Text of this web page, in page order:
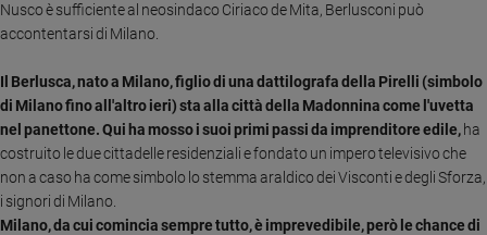
del
giorno
Santo
del
giorno
Società
Nusco è sufficiente al neosindaco Ciriaco de Mita, Berlusconi può
accontentarsi di Milano.
Il Berlusca, nato a Milano, figlio di una dattilografa della Pirelli (simbolo
di Milano fino all'altro ieri) sta alla città della Madonnina come l'uvetta
nel panettone. Qui ha mosso i suoi primi passi da imprenditore edile, ha
costruito le due cittadelle residenziali e fondato un impero televisivo che
non a caso ha come simbolo lo stemma araldico dei Visconti e degli Sforza,
i signori di Milano.
Milano, da cui comincia sempre tutto, è imprevedibile, però le chance di